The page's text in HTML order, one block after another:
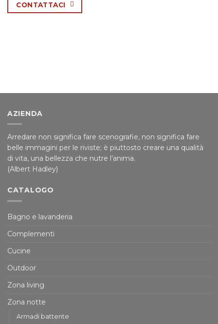
CONTATTACI
AZIENDA
Arredare non significa fare scenografie, non significa fare
belle immagini per le riviste; è piuttosto creare una qualità
di vita, una bellezza che nutre l’anima.
(Albert Hadley)
CATALOGO
Bagno e lavanderia
Complementi
Cucine
Outdoor
Zona living
Zona notte
Armadi battente